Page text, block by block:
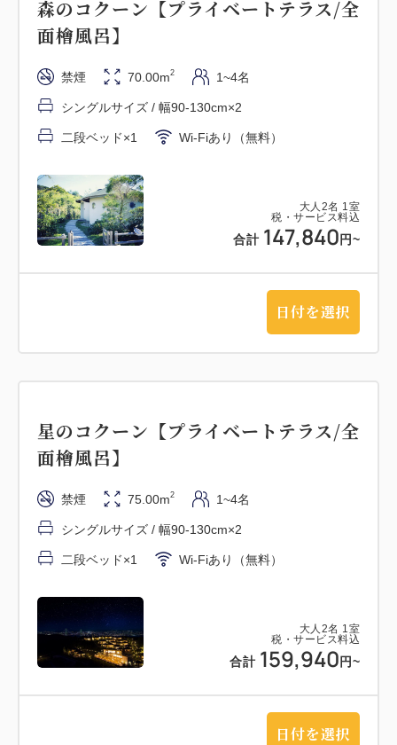
・お子様用のお食事に変更をご希望の場合は3日前ま
でにお申し付けくださいませ。
・お車でお越しの場合は兵庫県立淡路島公園ニジゲン
ノモリのF駐車場にお停めください。公園入口の「ニ
ジゲンノモリインフォメーション＆ショップ」の建物
より専用車にて受付棟までご案内いたします。
・0～3歳のお子様は1部屋当たり2名まで添い寝でご
利用いただけます、4歳以上のお子様は宿泊定員に含
めますのでご了承くださいませ。
大人 2名 1 室
税・サービス料込
合計 147,840 円~
森のコクーン【プライベートテラス/全
面檜風呂】
禁煙 70.00m2 1~4名
シングルサイズ / 幅90-130cm×2
二段ベッド×1 Wi-Fiあり（無料）
日付を選択
大人 2名 1 室
税・サービス料込
合計 159,940 円~
星のコクーン【プライベートテラス/全
面檜風呂】
禁煙 75.00m2 1~4名
シングルサイズ / 幅90-130cm×2
二段ベッド×1 Wi-Fiあり（無料）
日付を選択